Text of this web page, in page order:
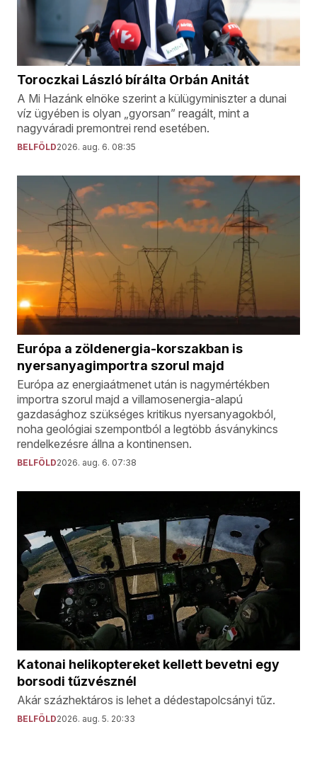
Toroczkai László bírálta Orbán Anitát
A Mi Hazánk elnöke szerint a külügyminiszter a dunai
víz ügyében is olyan „gyorsan” reagált, mint a
nagyváradi premontrei rend esetében.
BELFÖLD2026. aug. 6. 08:35
Európa a zöldenergia-korszakban is
nyersanyagimportra szorul majd
Európa az energiaátmenet után is nagymértékben
importra szorul majd a villamosenergia-alapú
gazdasághoz szükséges kritikus nyersanyagokból,
noha geológiai szempontból a legtöbb ásványkincs
rendelkezésre állna a kontinensen.
BELFÖLD2026. aug. 6. 07:38
Katonai helikoptereket kellett bevetni egy
borsodi tűzvésznél
Akár százhektáros is lehet a dédestapolcsányi tűz.
BELFÖLD2026. aug. 5. 20:33